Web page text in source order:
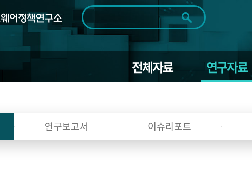
검색범위 전체
기간 전체 1일 1주 1개월 3개월 1년
~
전체자료 연구자료
연구보고서 이슈리포트